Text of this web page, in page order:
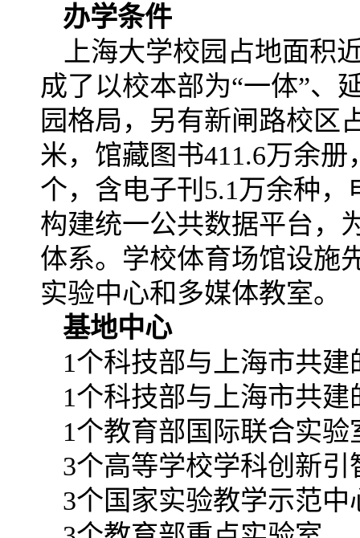
办学条件
上海大学校园占地面积
成了以校本部为“一体”、
园格局，另有新闸路校区
米，馆藏图书411.6万余
个，含电子刊5.1万余种
构建统一公共数据平台，
体系。学校体育场馆设施
实验中心和多媒体教室。
基地中心
1个科技部与上海市共
1个科技部与上海市共
1个教育部国际联合实验
3个高等学校学科创新引
3个国家实验教学示范中